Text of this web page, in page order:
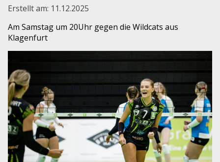
Erstellt am: 11.12.2025
Am Samstag um 20Uhr gegen die Wildcats aus
Klagenfurt